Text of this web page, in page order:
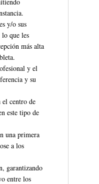
y/o sus
que les
más alta
y el
y su
centro de
este tipo de
una primera
a los
garantizando
entre los